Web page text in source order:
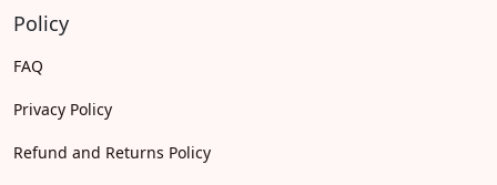
Policy
FAQ
Privacy Policy
Refund and Returns Policy